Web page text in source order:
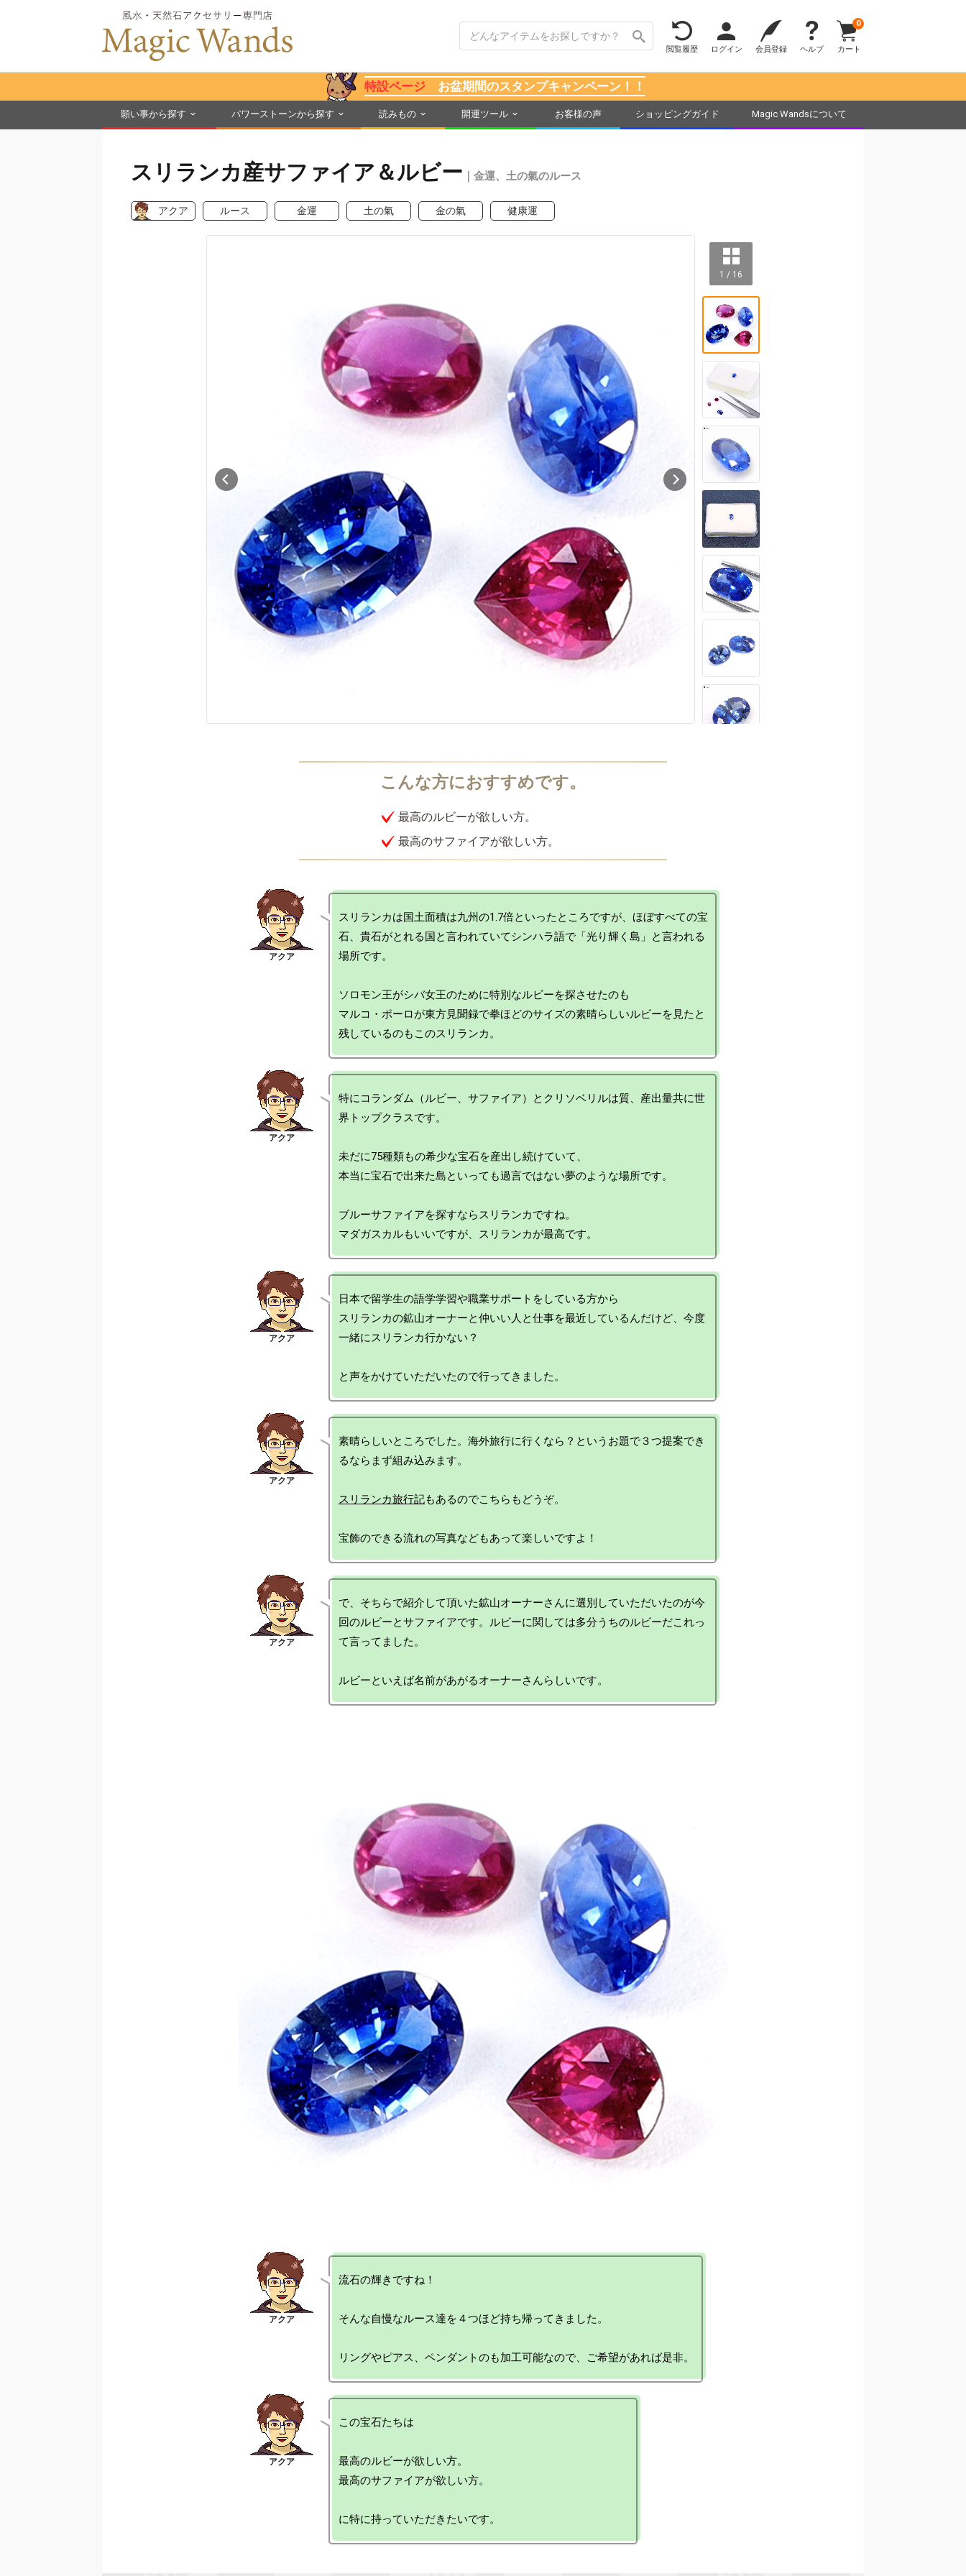
閲覧履歴 ログイン 会員登録 ヘルプ カート
0
特設ページ お盆期間のスタンプキャンペーン！！
願い事から探す パワーストーンから探す 読みもの 開運ツール お客様の声 ショッピングガイド Magic Wandsについて
スリランカ産サファイア＆ルビー ｜金運、土の氣のルース
アクア ルース 金運 土の氣 金の氣 健康運
1 / 16
最高のルビーが欲しい方。
最高のサファイアが欲しい方。
スリランカは国土面積は九州の1.7倍といったところですが、ほぼすべての宝
石、貴石がとれる国と言われていてシンハラ語で「光り輝く島」と言われる
場所です。
ソロモン王がシバ女王のために特別なルビーを探させたのも
マルコ・ポーロが東方見聞録で拳ほどのサイズの素晴らしいルビーを見たと
特にコランダム（ルビー、サファイア）とクリソベリルは質、産出量共に世
界トップクラスです。
未だに75種類もの希少な宝石を産出し続けていて、
本当に宝石で出来た島といっても過言ではない夢のような場所です。
ブルーサファイアを探すならスリランカですね。
日本で留学生の語学学習や職業サポートをしている方から
スリランカの鉱山オーナーと仲いい人と仕事を最近しているんだけど、今度
一緒にスリランカ行かない？
素晴らしいところでした。海外旅行に行くなら？というお題で３つ提案でき
るならまず組み込みます。
スリランカ旅行記もあるのでこちらもどうぞ。
で、そちらで紹介して頂いた鉱山オーナーさんに選別していただいたのが今
回のルビーとサファイアです。ルビーに関しては多分うちのルビーだこれっ
て言ってました。
流石の輝きですね！
そんな自慢なルース達を４つほど持ち帰ってきました。
この宝石たちは
最高のルビーが欲しい方。
最高のサファイアが欲しい方。